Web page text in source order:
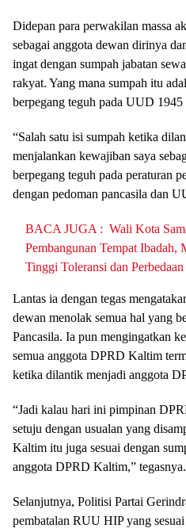
Didepan para perwakilan massa
sebagai anggota dewan dirinya
ingat dengan sumpah jabatan
rakyat. Yang mana sumpah itu
berpegang teguh pada UUD 1945
“Salah satu isi sumpah ketika
menjalankan kewajiban saya
berpegang teguh pada peraturan
dengan pedoman pancasila dan
BACA JUGA : Wali Kota
Pembangunan Tempat Ibadah,
Tinggi Toleransi dan Perbedaan
Lantas ia dengan tegas
dewan menolak semua hal yang
Pancasila. Ia pun mengingatkan
semua anggota DPRD Kaltim
ketika dilantik menjadi anggota
“Jadi kalau hari ini pimpinan
setuju dengan usualan yang
Kaltim itu juga sesuai dengan
anggota DPRD Kaltim,” tegasnya.
Selanjutnya, Politisi Partai
pembatalan RUU HIP yang